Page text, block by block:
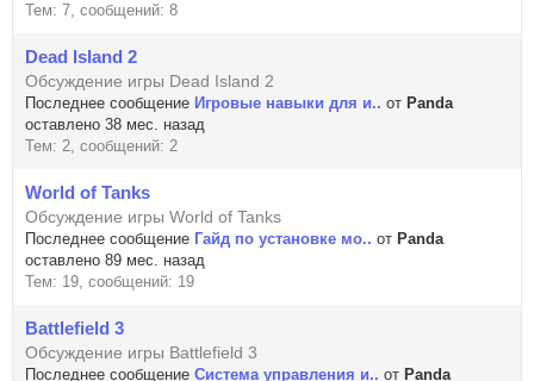
Тем: 7, сообщений: 8
Dead Island 2
Обсуждение игры Dead Island 2
Последнее сообщение Игровые навыки для и.. от Panda
оставлено 38 мес. назад
Тем: 2, сообщений: 2
World of Tanks
Обсуждение игры World of Tanks
Последнее сообщение Гайд по установке мо.. от Panda
оставлено 89 мес. назад
Тем: 19, сообщений: 19
Battlefield 3
Обсуждение игры Battlefield 3
Последнее сообщение Система управления и.. от Panda